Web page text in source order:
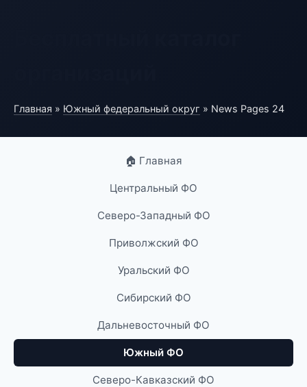
Главная » Южный федеральный округ » News Pages 24
🏠 Главная
Центральный ФО
Северо-Западный ФО
Приволжский ФО
Уральский ФО
Сибирский ФО
Дальневосточный ФО
Южный ФО
Северо-Кавказский ФО